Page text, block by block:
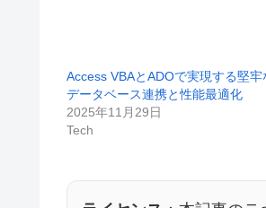
Access VBAとADOで実現する堅牢
データベース連携と性能最適化
2025年11月29日
Tech